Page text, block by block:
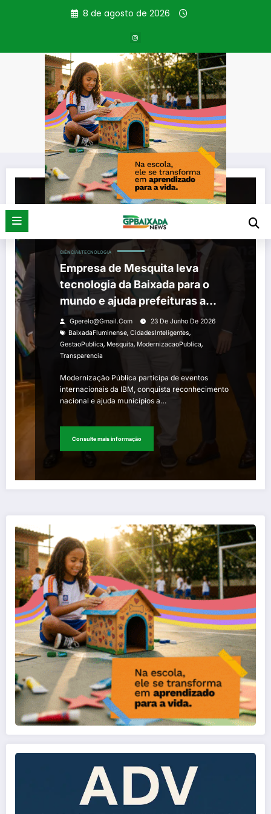
8 de agosto de 2026
Tag: GestaoPublica
Página inicial GestaoPublica
CIÊNCIA&TECNOLOGIA
Empresa de Mesquita leva
tecnologia da Baixada para o
mundo e ajuda prefeituras a
melhorar serviços para a
população
Gperelo@gmail.com
23 De Junho De 2026
BaixadaFluminense, CidadesInteligentes,
GestaoPublica, Mesquita, ModernizacaoPublica,
Transparencia
Modernização Pública participa de eventos
internacionais da IBM, conquista reconhecimento
nacional e ajuda municípios a…
Consulte mais informação